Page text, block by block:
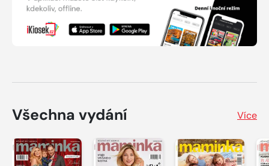
Všechna vydání Více